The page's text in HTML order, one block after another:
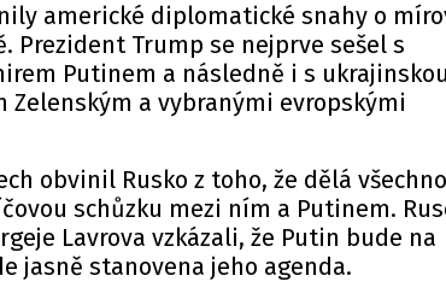
americké diplomatické snahy o
Prezident Trump se nejprve sešel s
Putinem a následně i s ukrajinskou
Zelenským a vybranými evropskými
obvinil Rusko z toho, že dělá všechno
schůzku mezi ním a Putinem.
Lavrova vzkázali, že Putin bude na
jasně stanovena jeho agenda.